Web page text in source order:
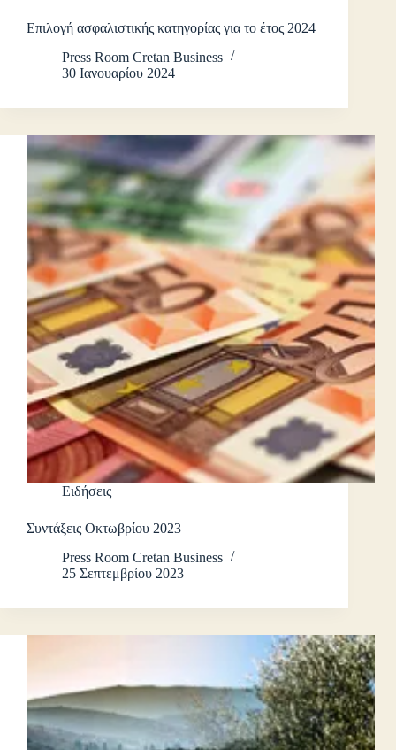
Επιλογή ασφαλιστικής κατηγορίας για το έτος 2024
Press Room Cretan Business
30 Ιανουαρίου 2024
Ειδήσεις
Συντάξεις Οκτωβρίου 2023
Press Room Cretan Business
25 Σεπτεμβρίου 2023